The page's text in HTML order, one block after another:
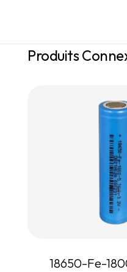
Produits
18650-Fe-